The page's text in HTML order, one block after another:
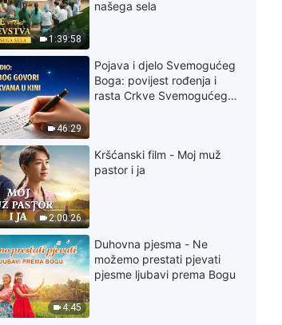
1:39:58
našega sela
46:29
Pojava i djelo Svemogućeg
Boga: povijest rođenja i
rasta Crkve Svemogućeg
2:00:26
Kršćanski film - Moj muž
pastor i ja
4:45
Duhovna pjesma - Ne
možemo prestati pjevati
pjesme ljubavi prema Bogu